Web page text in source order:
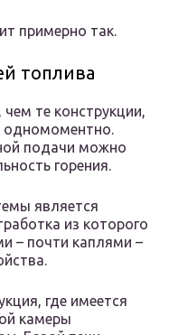
примерно так.
топлива
те конструкции,
одномоментно.
подачи можно
горения.
является
из которого
– почти каплями –
где имеется
камеры